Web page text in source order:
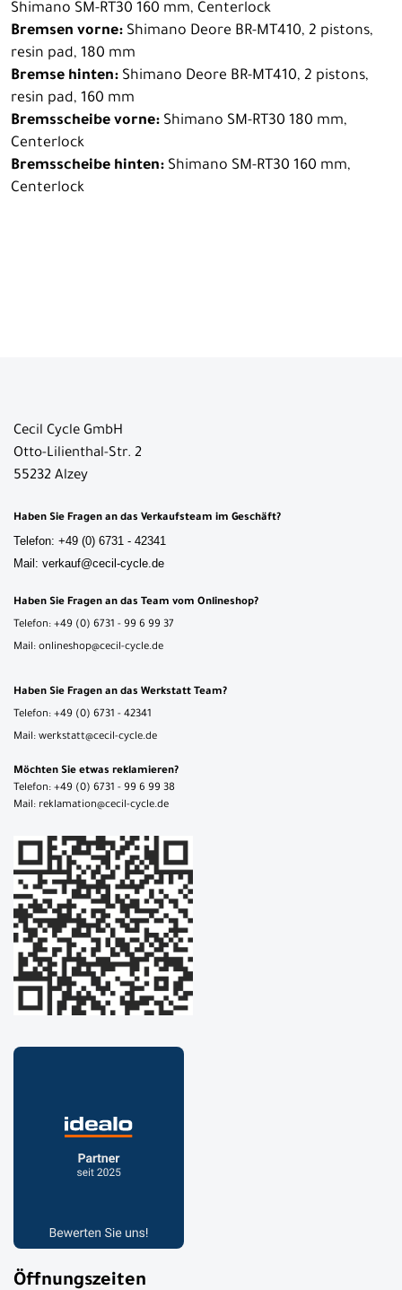
Shimano SM-RT30 160 mm, Centerlock
Bremsen vorne: Shimano Deore BR-MT410, 2 pistons,
resin pad, 180 mm
Bremse hinten: Shimano Deore BR-MT410, 2 pistons,
resin pad, 160 mm
Bremsscheibe vorne: Shimano SM-RT30 180 mm,
Centerlock
Bremsscheibe hinten: Shimano SM-RT30 160 mm,
Centerlock
Cecil Cycle GmbH
Otto-Lilienthal-Str. 2
55232 Alzey
Haben Sie Fragen an das Verkaufsteam im Geschäft?
Telefon: +49 (0) 6731 - 42341
Mail: verkauf@cecil-cycle.de
Haben Sie Fragen an das Team vom Onlineshop?
Telefon: +49 (0) 6731 - 99 6 99 37
Mail: onlineshop@cecil-cycle.de
Haben Sie Fragen an das Werkstatt Team?
Telefon: +49 (0) 6731 - 42341
Mail: werkstatt@cecil-cycle.de
Möchten Sie etwas reklamieren?
Telefon: +49 (0) 6731 - 99 6 99 38
Mail: reklamation@cecil-cycle.de
Öffnungszeiten